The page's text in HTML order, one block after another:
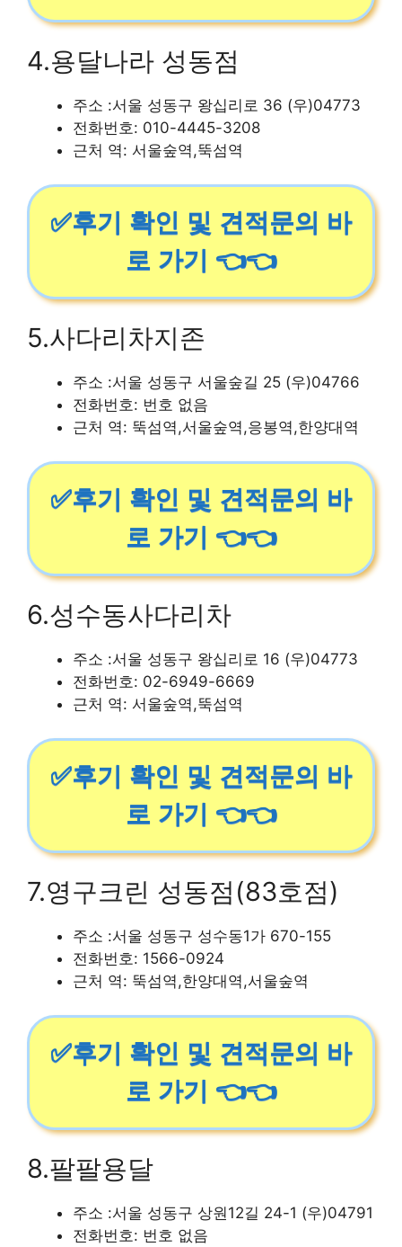
4.용달나라 성동점
주소 :서울 성동구 왕십리로 36 (우)04773
전화번호: 010-4445-3208
근처 역: 서울숲역,뚝섬역
✅후기 확인 및 견적문의 바
로 가기 👈👈
5.사다리차지존
주소 :서울 성동구 서울숲길 25 (우)04766
전화번호: 번호 없음
근처 역: 뚝섬역,서울숲역,응봉역,한양대역
✅후기 확인 및 견적문의 바
로 가기 👈👈
6.성수동사다리차
주소 :서울 성동구 왕십리로 16 (우)04773
전화번호: 02-6949-6669
근처 역: 서울숲역,뚝섬역
✅후기 확인 및 견적문의 바
로 가기 👈👈
7.영구크린 성동점(83호점)
주소 :서울 성동구 성수동1가 670-155
전화번호: 1566-0924
근처 역: 뚝섬역,한양대역,서울숲역
✅후기 확인 및 견적문의 바
로 가기 👈👈
8.팔팔용달
주소 :서울 성동구 상원12길 24-1 (우)04791
전화번호: 번호 없음